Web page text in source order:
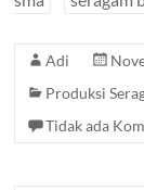
Adi
Produksi
Tidak ada